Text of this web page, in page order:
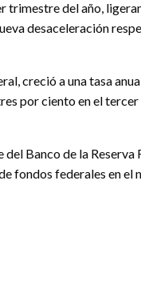
trimestre del año,
desaceleración
creció a una tasa
por ciento en el
Banco de la Reserva
fondos federales en el